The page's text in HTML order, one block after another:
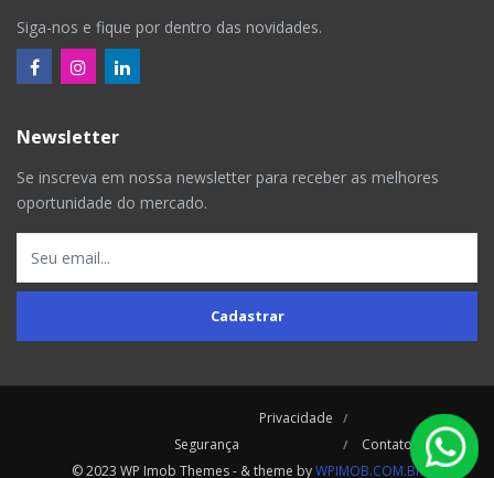
Siga-nos e fique por dentro das novidades.
Newsletter
Se inscreva em nossa newsletter para receber as melhores
oportunidade do mercado.
Cadastrar
© 2023 WP Imob Themes - & theme byWPIMOB.COM.BR
Privacidade
Segurança
Contatos